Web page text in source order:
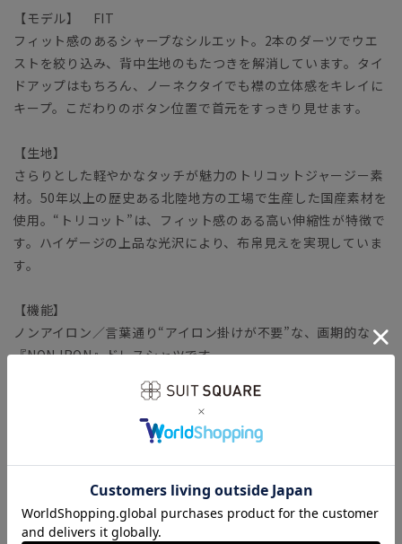
【モデル】 FIT
フィット感のあるシャープなシルエット。2本のダーツでウエ
ストを絞り込み、背中生地のもたつきを解消しています。タイ
ドアップはもちろん、ノーネクタイでも襟の立体感をキレイに
キープ。こだわりのボタン位置で首元をすっきり見せます。
【生地】
さらりとした軽やかなタッチが魅力のトリコットジャージー素
材。50年以上の歴史ある北陸地方の工場で生産した国産素材を
使用。“トリコット”は、フィット感のある高い伸縮性が特徴で
す。ハイゲージの上品な光沢により、布帛見えを実現していま
す。
【機能】
ノンアイロン／言葉通り“アイロン掛けが不要”な、画期的な
『NON IRON』ドレスシャツです。
ウォッシャブル／汚れてもご家庭で簡単にお洗濯が可能です。
ストレッチ／タテヨコに伸びる優れた伸縮性により快適な着心
防シワ／着用中シワになりにくく、洗濯後に残りがちなシワも
防ぎます。
速乾／汗をかいてもさらりとした着心地が持続。夜洗って、朝
乾くお手入れ時短シャツです。
高通気／高い通気量を持ち、衣服内を快適に保ちます。